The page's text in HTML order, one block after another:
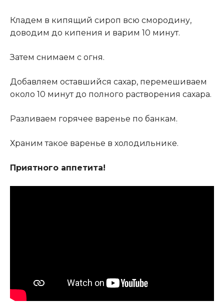
Кладем в кипящий сироп всю смородину,
доводим до кипения и варим 10 минут.
Затем снимаем с огня.
Добавляем оставшийся сахар, перемешиваем
около 10 минут до полного растворения сахара.
Разливаем горячее варенье по банкам.
Храним такое варенье в холодильнике.
Приятного аппетита!